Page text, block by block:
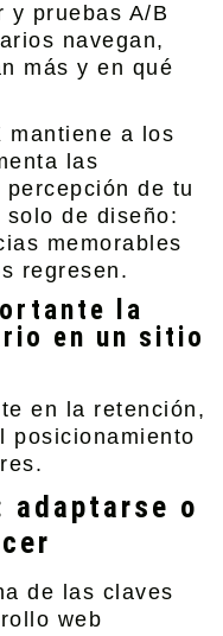
y pruebas A/B
navegan,
más y en qué
mantiene a los
las
de tu
de diseño:
memorables
regresen.
la
en un sitio
en la retención,
posicionamiento
adaptarse o
de las claves
web